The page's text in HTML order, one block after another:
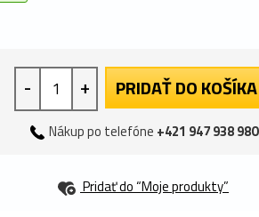
- + PRIDAŤ DO KOŠÍKA
Nákup po telefóne +421 947 938 980
Pridať do “Moje produkty”